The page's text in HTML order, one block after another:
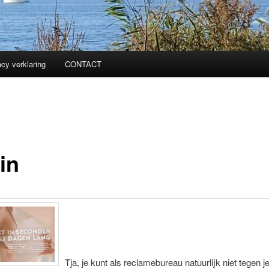
verklaring CONTACT
Tja, je kunt als reclamebureau natuurlijk niet tegen je